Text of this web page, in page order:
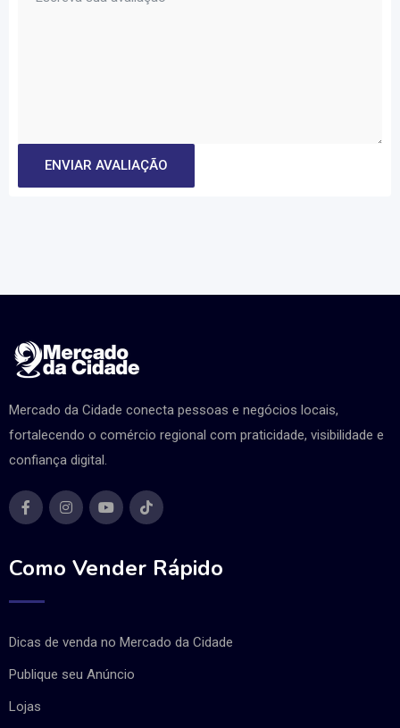
Mercado da Cidade conecta pessoas e negócios locais,
fortalecendo o comércio regional com praticidade, visibilidade e
confiança digital.
Como Vender Rápido
Dicas de venda no Mercado da Cidade
Publique seu Anúncio
Lojas